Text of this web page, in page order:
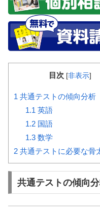
目次 [非表示]
1 共通テストの傾向分析
1.1 英語
1.2国語
1.3数学
2 共通テストに必要な骨
共通テストの傾向